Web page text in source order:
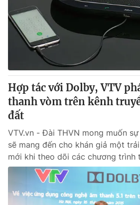
Hợp tác với Dolby, VTV
thanh vòm trên kênh
đất
VTV.vn - Đài THVN mong muốn
sẽ mang đến cho khán giả một
mới khi theo dõi các chương trình